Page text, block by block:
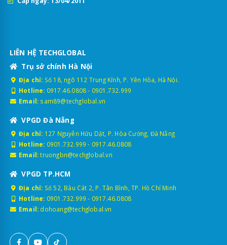
LIÊN HỆ TECHGLOBAL
Trụ sở chính Hà Nội
Địa chỉ: Số 18, ngõ 112 Trung Kính, P. Yên Hòa, Hà Nội.
Hotline: 0917.46.0808- 0901.732.999
Email: sam89@techglobal.vn
VPGD Đà Nẵng
Địa chỉ: 127 Nguyễn Hữu Dật, P. Hòa Cường, Đà Nẵng
Hotline: 0901.732.999 - 0917.46.0808
Email: truongbn@techglobal.vn
VPGD TP.HCM
Địa chỉ: Số 52, Bàu Cát 2, P. Tân Bình, TP. Hồ Chí Minh
Hotline: 0901.732.999 - 0917.46.0808
Email: dohoang@techglobal.vn